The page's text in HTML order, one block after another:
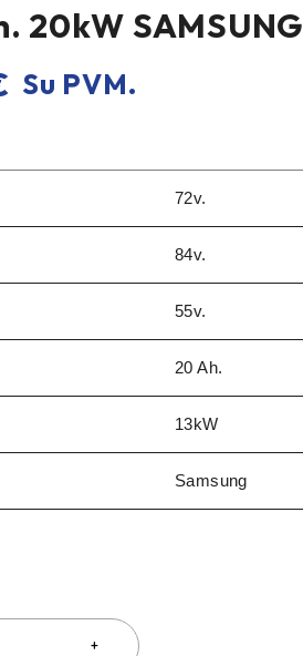
20kW SAMSUNG
Su PVM.
72v.
84v.
55v.
20 Ah.
13kW
Samsung